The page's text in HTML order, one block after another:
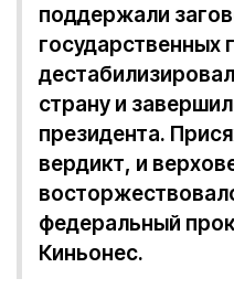
поддержали
страну и
президента.
вердикт, и
федеральный
Киньонес.